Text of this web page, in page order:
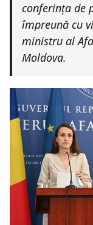
conferința de
împreună cu
ministru al
Moldova.